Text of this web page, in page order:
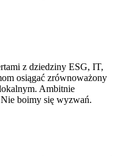
z dziedziny ESG, IT,
osiągać zrównoważony
Ambitnie
boimy się wyzwań.